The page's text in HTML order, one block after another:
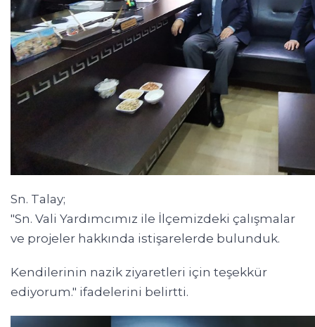
Sn. Talay;
"Sn. Vali Yardımcımız ile İlçemizdeki çalışmalar
ve projeler hakkında istişarelerde bulunduk.
Kendilerinin nazik ziyaretleri için teşekkür
ediyorum." ifadelerini belirtti.